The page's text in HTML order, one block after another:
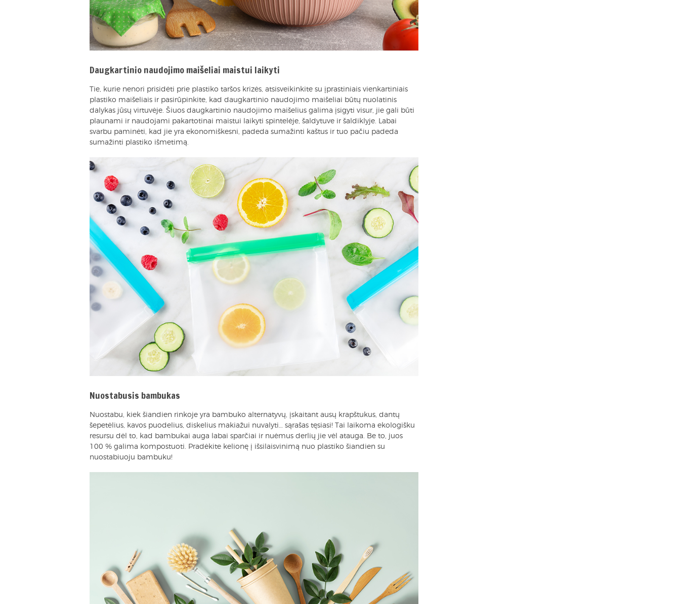
Daugkartinio naudojimo maišeliai maistui laikyti
Tie, kurie nenori prisidėti prie plastiko taršos krizės, atsisveikinkite su įprastiniais vienkartiniais
plastiko maišeliais ir pasirūpinkite, kad daugkartinio naudojimo maišeliai būtų nuolatinis
dalykas jūsų virtuvėje. Šiuos daugkartinio naudojimo maišelius galima įsigyti visur, jie gali būti
plaunami ir naudojami pakartotinai maistui laikyti spintelėje, šaldytuve ir šaldiklyje. Labai
svarbu paminėti, kad jie yra ekonomiškesni, padeda sumažinti kaštus ir tuo pačiu padeda
sumažinti plastiko išmetimą.
Nuostabusis bambukas
Nuostabu, kiek šiandien rinkoje yra bambuko alternatyvų, įskaitant ausų krapštukus, dantų
šepetėlius, kavos puodelius, diskelius makiažui nuvalyti… sąrašas tęsiasi! Tai laikoma ekologišku
resursu dėl to, kad bambukai auga labai sparčiai ir nuėmus derlių jie vėl atauga. Be to, juos
100 % galima kompostuoti. Pradėkite kelionę į išsilaisvinimą nuo plastiko šiandien su
nuostabiuoju bambuku!